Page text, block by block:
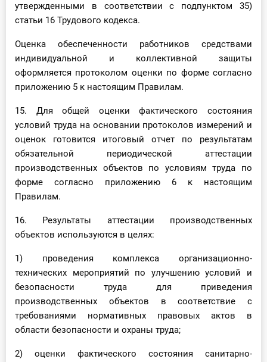
утвержденными в соответствии с подпунктом 35)
статьи 16 Трудового кодекса.
Оценка обеспеченности работников средствами
индивидуальной и коллективной защиты
оформляется протоколом оценки по форме согласно
приложению 5 к настоящим Правилам.
15. Для общей оценки фактического состояния
условий труда на основании протоколов измерений и
оценок готовится итоговый отчет по результатам
обязательной периодической аттестации
производственных объектов по условиям труда по
форме согласно приложению 6 к настоящим
Правилам.
16. Результаты аттестации производственных
объектов используются в целях:
1) проведения комплекса организационно-
технических мероприятий по улучшению условий и
безопасности труда для приведения
производственных объектов в соответствие с
требованиями нормативных правовых актов в
области безопасности и охраны труда;
2) оценки фактического состояния санитарно-